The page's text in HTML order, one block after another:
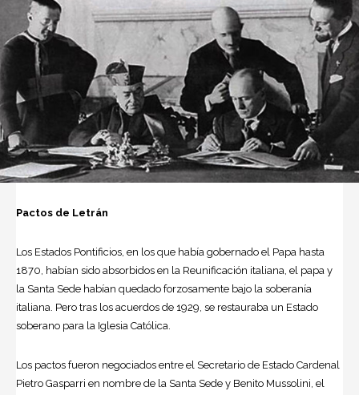
Pactos de Letrán
Los Estados Pontificios, en los que había gobernado el Papa hasta
1870, habían sido absorbidos en la Reunificación italiana, el papa y
la Santa Sede habían quedado forzosamente bajo la soberanía
italiana. Pero tras los acuerdos de 1929, se restauraba un Estado
soberano para la Iglesia Católica.
Los pactos fueron negociados entre el Secretario de Estado Cardenal
Pietro Gasparri en nombre de la Santa Sede y Benito Mussolini, el